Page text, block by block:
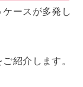
ースが多発し
紹介します。